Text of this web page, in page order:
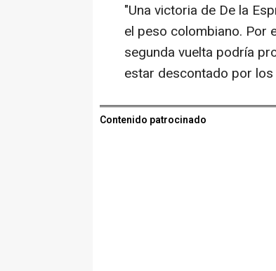
"Una victoria de De la
el peso colombiano. Por
segunda vuelta podría
estar descontado por
Contenido patrocinado